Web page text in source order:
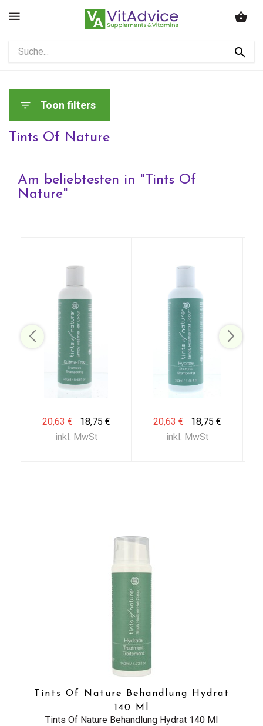
Toon filters
Tints Of Nature
Am beliebtesten in " Tints Of
Nature"
20,63 €
18,75 €
inkl. MwSt
20,63 €
18,75 €
inkl. MwSt
Tints Of Nature Behandlung Hydrat
140 Ml
Tints Of Nature Behandlung Hydrat 140 Ml